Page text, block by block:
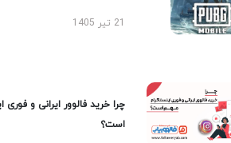
چرا خرید فالوور ایرانی و فوری
است؟